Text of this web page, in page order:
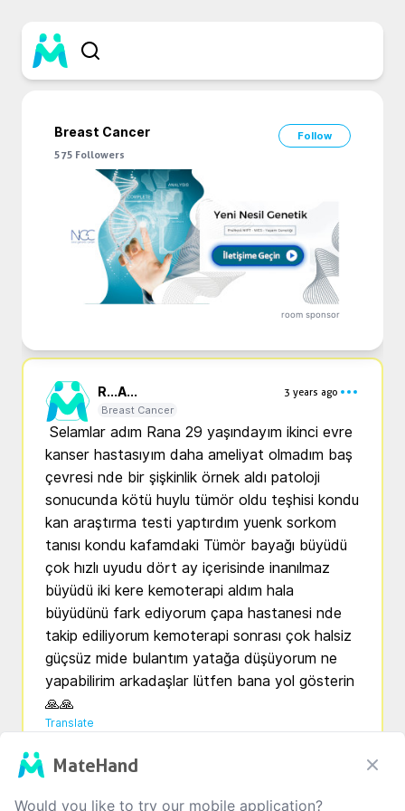
Breast Cancer
Follow
575 Followers
room sponsor
R...A...
3 years ago
Breast Cancer
kanser hastasıyım daha ameliyat olmadım baş
çevresi nde bir şişkinlik örnek aldı patoloji
sonucunda kötü huylu tümör oldu teşhisi kondu
kan araştırma testi yaptırdım yuenk sorkom
tanısı kondu kafamdaki Tümör bayağı büyüdü
çok hızlı uyudu dört ay içerisinde inanılmaz
büyüdü iki kere kemoterapi aldım hala
büyüdünü fark ediyorum çapa hastanesi nde
takip ediliyorum kemoterapi sonrası çok halsiz
güçsüz mide bulantım yatağa düşüyorum ne
yapabilirim arkadaşlar lütfen bana yol gösterin
🙏🙏
Translate
2
MateHand
Would you like to try our mobile application?